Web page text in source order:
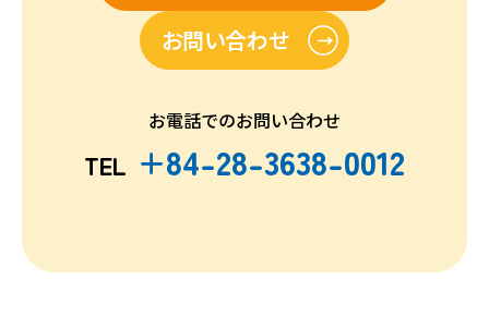
お問い合わせ
お電話でのお問い合わせ
TEL +84-28-3638-0012